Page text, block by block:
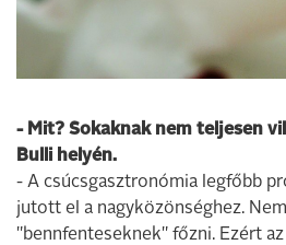
- Mit? Sokaknak nem teljesen
Bulli helyén.
- A csúcsgasztronómia legfőbb
jutott el a nagyközönséghez.
"bennfenteseknek" főzni. Ezért